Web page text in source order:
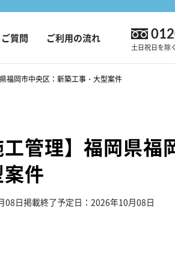
質問 ご利用の流れ
土日祝日を除
福岡市中央区：新築工事・大型案件
工管理】福岡県
件
08日掲載終了予定日 2026年10月08日